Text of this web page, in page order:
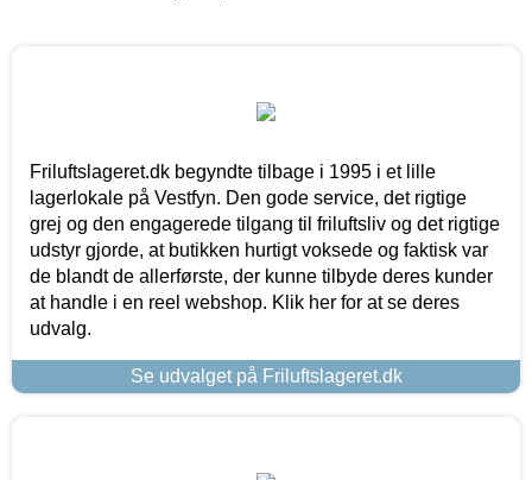
Friluftslageret.dk begyndte tilbage i 1995 i et lille
lagerlokale på Vestfyn. Den gode service, det rigtige
grej og den engagerede tilgang til friluftsliv og det rigtige
udstyr gjorde, at butikken hurtigt voksede og faktisk var
de blandt de allerførste, der kunne tilbyde deres kunder
at handle i en reel webshop. Klik her for at se deres
udvalg.
Se udvalget på Friluftslageret.dk